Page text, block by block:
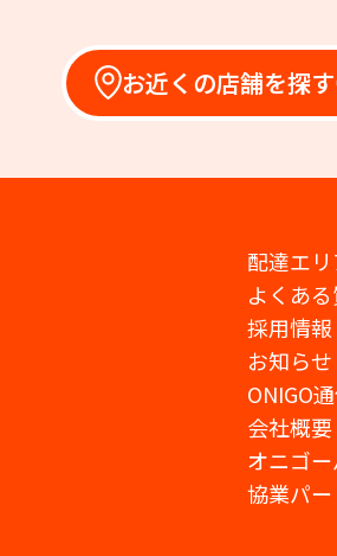
お近くの店舗を探す
配達エ
よくあ
採用情報
お知らせ
ONIGO
会社概要
オニゴ
協業パ